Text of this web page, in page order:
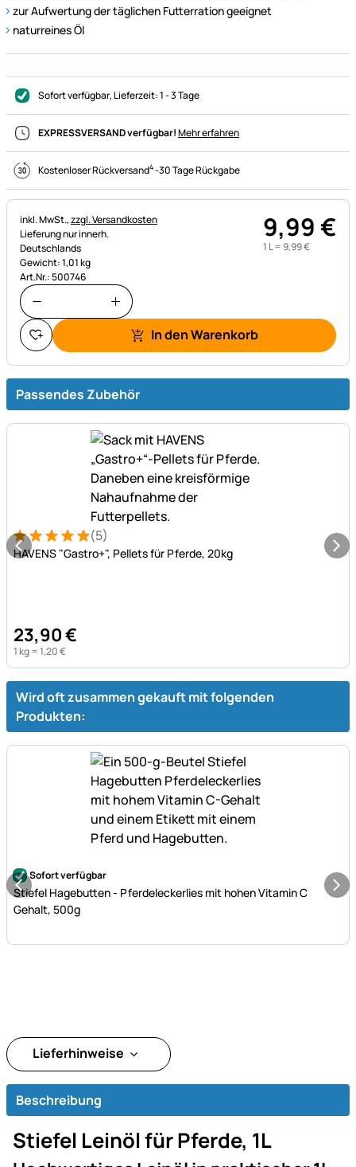
zur Aufwertung der täglichen Futterration geeignet
naturreines Öl
Sofort verfügbar, Lieferzeit:1 - 3 Tage
EXPRESSVERSAND verfügbar!Mehr erfahren
Kostenloser Rückversand4-30 Tage Rückgabe
Steuerhinweis:
inkl. MwSt.,zzgl. Versandkosten
Lieferung nur innerh.
Deutschlands
Gewicht: 1,01 kg
Art.Nr.: 500746
9,99€
1 L =9,99€
In den Warenkorb
Passendes Zubehör
Bewertung: 5 von 5 (5 Bewertungen)
5 Bewertungen
(5)
HAVENS "Gastro+", Pellets für Pferde, 20kg
23,90€
1 kg =1,20€
Wird oft zusammen gekauft mit folgenden
Produkten:
Noch keine Bewertungen abgegeben
Sofort verfügbar
Stiefel Hagebutten - Pferdeleckerlies mit hohen Vitamin C
Gehalt, 500g
Lieferhinweise
Beschreibung
Stiefel Leinöl für Pferde, 1L